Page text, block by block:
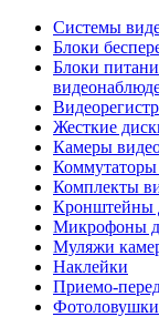
Системы
Блоки
Блоки
Жесткие
Камеры
Комплекты
Кронштейны
Микрофоны
Муляжи
Наклейки
Приемо-
Фотоловушки